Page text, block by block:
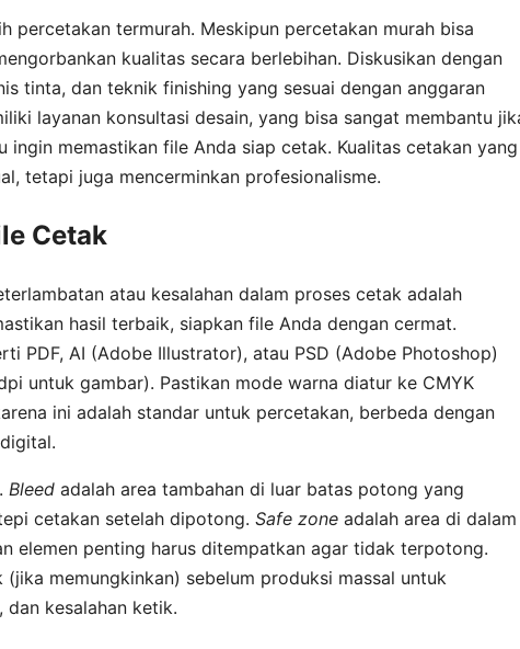
percetakan termurah. Meskipun percetakan murah bisa
kualitas secara berlebihan. Diskusikan dengan
tinta, dan teknik finishing yang sesuai dengan anggaran
layanan konsultasi desain, yang bisa sangat membantu
ingin memastikan file Anda siap cetak. Kualitas cetakan yang
tetapi juga mencerminkan profesionalisme.
Cetak
atau kesalahan dalam proses cetak adalah
hasil terbaik, siapkan file Anda dengan cermat.
PDF, AI (Adobe Illustrator), atau PSD (Adobe Photoshop)
untuk gambar). Pastikan mode warna diatur ke CMYK
ini adalah standar untuk percetakan, berbeda dengan
. Bleed adalah area tambahan di luar batas potong yang
cetakan setelah dipotong. Safe zone adalah area di dalam
elemen penting harus ditempatkan agar tidak terpotong.
memungkinkan) sebelum produksi massal untuk
kesalahan ketik.